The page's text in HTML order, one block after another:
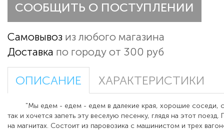
СООБЩИТЬ О ПОСТУПЛЕНИИ
Самовывоз из любого магазина
Доставка по городу от 300 руб
ОПИСАНИЕ ХАРАКТЕРИСТИКИ
"Мы едем - едем - едем в далекие края, хорошие соседи,
так и хочется запеть эту веселую песенку, глядя на этот
на магнитах. Состоит из паровозика с машинистом и трех